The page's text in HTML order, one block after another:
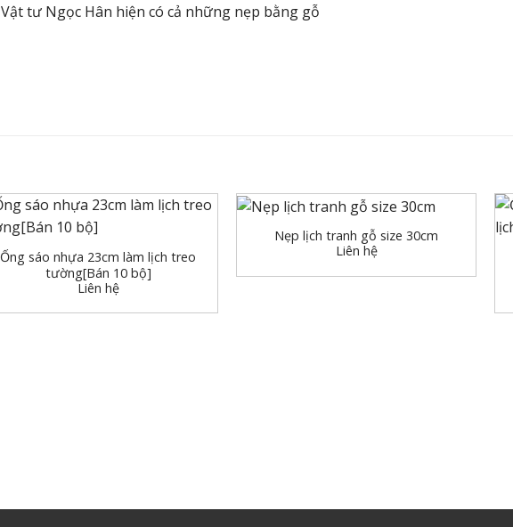
Vật tư Ngọc Hân hiện có cả những nẹp bằng gỗ
+
Ống sáo nhựa 23cm làm lịch treo
tường[Bán 10 bộ]
Liên hệ
+
Nẹp lịch tranh gỗ size 30cm
Liên hệ